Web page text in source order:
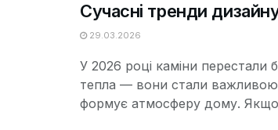
Сучасні тренди
29.03.2026
У 2026 році каміни
тепла — вони стали важливою
формує атмосферу дому.